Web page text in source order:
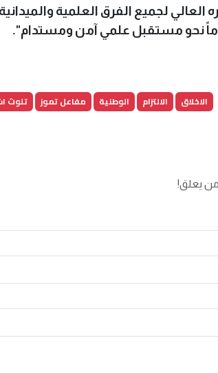
العالي لجميع الفرق العلمية
نحو مستقبل علمي آمن ومستدام".
الاخلاق الالتزام الوطنية مفاعل تموز تلوث
من يعلق!